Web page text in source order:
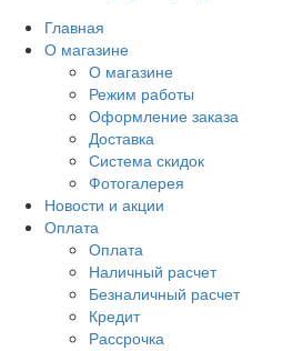
Главная
О магазине
О магазине
Режим работы
Оформление заказа
Доставка
Система скидок
Фотогалерея
Новости и акции
Оплата
Оплата
Наличный расчет
Безналичный расчет
Кредит
Рассрочка